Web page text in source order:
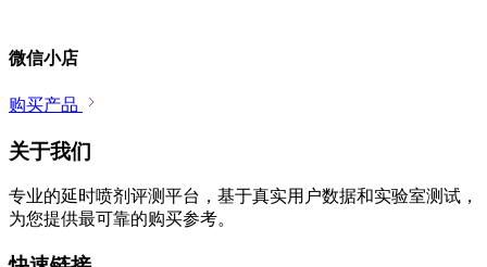
微信小店
购买产品
关于我们
专业的延时喷剂评测平台，基于真实用户数据和实验室测试，
为您提供最可靠的购买参考。